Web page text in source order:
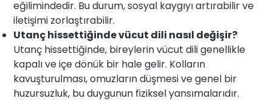
eğilimindedir. Bu durum, sosyal kaygıyı artırabilir ve
iletişimi zorlaştırabilir.
Utanç hissettiğinde vücut dili nasıl değişir?
Utanç hissettiğinde, bireylerin vücut dili genellikle
kapalı ve içe dönük bir hale gelir. Kolların
kavuşturulması, omuzların düşmesi ve genel bir
huzursuzluk, bu duygunun fiziksel yansımalarıdır.